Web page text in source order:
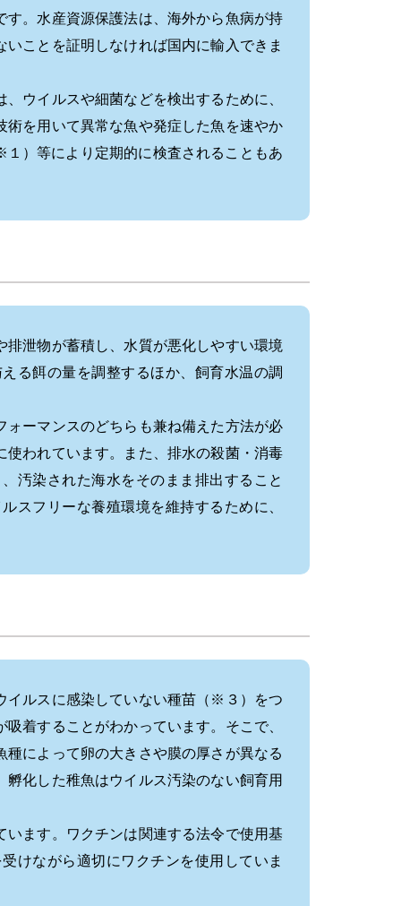
。水産資源保護法は、海外から魚病が持
ことを証明しなければ国内に輸入できま
ウイルスや細菌などを検出するために、
を用いて異常な魚や発症した魚を速やか
）等により定期的に検査されることもあ
泄物が蓄積し、水質が悪化しやすい環境
る餌の量を調整するほか、飼育水温の調
ーマンスのどちらも兼ね備えた方法が必
われています。また、排水の殺菌・消毒
汚染された海水をそのまま排出すること
スフリーな養殖環境を維持するために、
イルスに感染していない種苗（※３）をつ
着することがわかっています。そこで、
によって卵の大きさや膜の厚さが異なる
化した稚魚はウイルス汚染のない飼育用
ます。ワクチンは関連する法令で使用基
けながら適切にワクチンを使用していま